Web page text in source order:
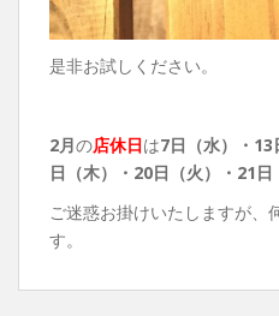
是非お試しください。
2月の店休日は7日（水）・13
日（木）・20日（火）・21日
ご迷惑お掛けいたしますが、
す。